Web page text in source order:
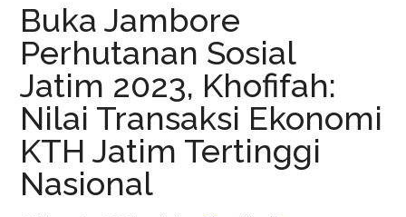
Buka Jambore
Perhutanan Sosial
Jatim 2023, Khofifah:
Nilai Transaksi Ekonomi
KTH Jatim Tertinggi
Nasional